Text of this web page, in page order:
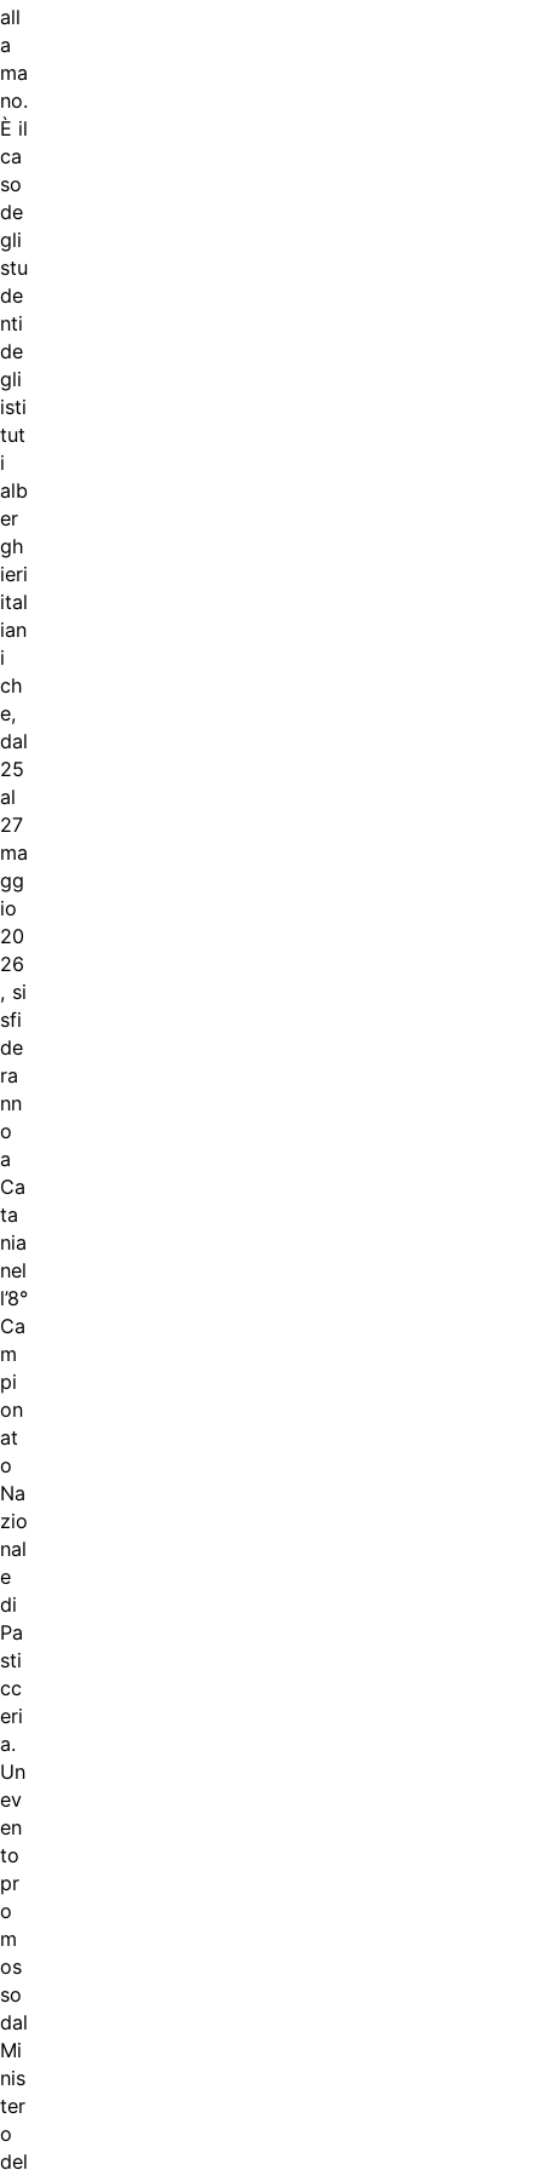
all
a
ma
no.
È il
ca
so
de
gli
stu
de
nti
de
gli
isti
tut
i
alb
er
gh
ieri
ital
ian
i
ch
e,
dal
25
al
27
ma
gg
io
20
26
, si
sfi
de
ra
nn
o
a
Ca
ta
nia
nel
l’8°
Ca
m
pi
on
at
o
Na
zio
nal
e
di
Pa
sti
cc
eri
a.
Un
ev
en
to
pr
o
m
os
so
dal
Mi
nis
ter
o
del